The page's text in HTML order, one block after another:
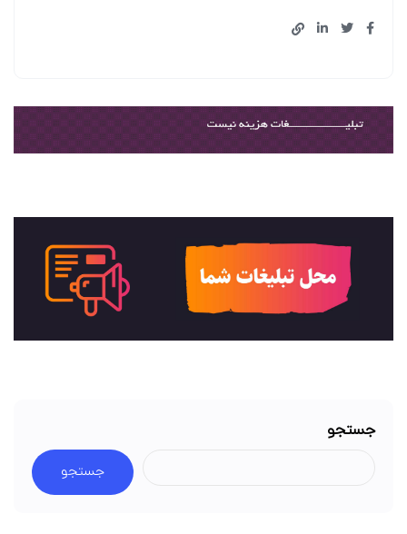
جستجو
جستجو